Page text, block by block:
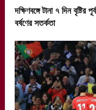
দক্ষিণবঙ্গে টানা ৭ দিন
বর্ষণের সতর্কতা